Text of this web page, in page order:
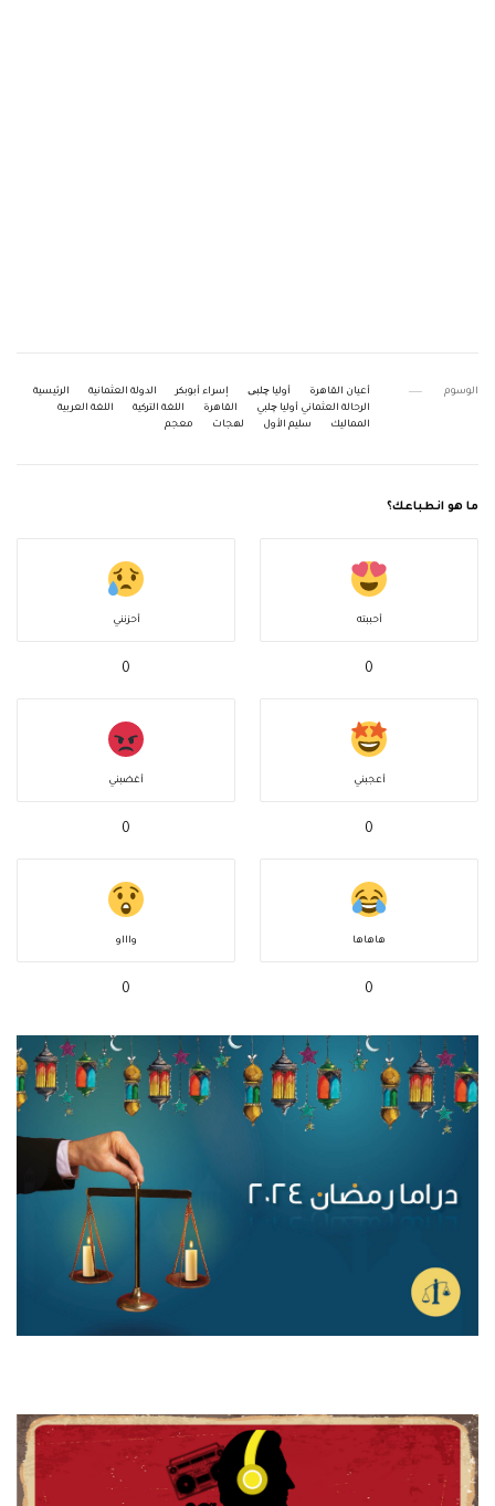
الوسوم أعيان القاهرة أوليا چلبی إسراء أبوبكر الدولة العثمانية
الرئيسية
الرحالة العثماني أوليا چلبي
القاهرة اللغة التركية
اللغة العربية
المماليك
سليم الأول لهجات معجم
ما هو انطباعك؟
أحببته
0
أحزنني
0
أعجبني
0
أغضبني
0
هاهاها
0
واااو
0